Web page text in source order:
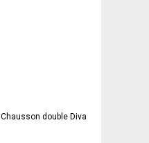
Chausson double Diva